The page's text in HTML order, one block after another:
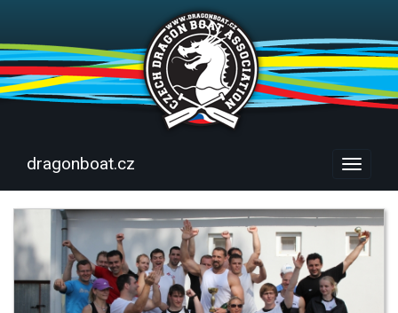
Menu
dragonboat.cz